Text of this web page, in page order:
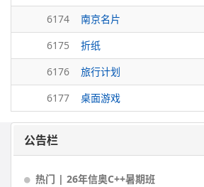
6174 南京名片
6175 折纸
6176 旅行计划
6177 桌面游戏
公告栏
热门 | 26年信奥C++暑期班